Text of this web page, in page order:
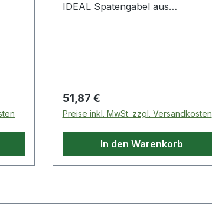
IDEAL Spatengabel aus
Regulärer Preis:
51,87 €
Preise inkl. MwSt. zzgl. Versandkosten
In den Warenkorb